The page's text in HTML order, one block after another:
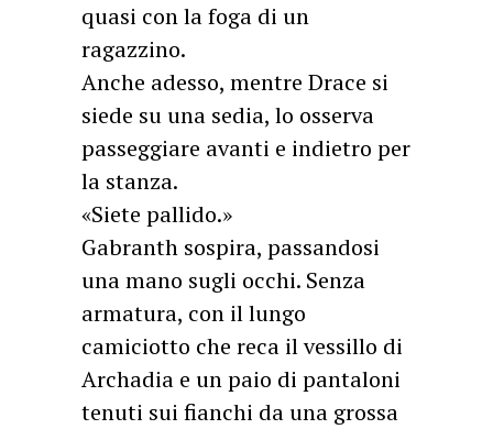
quasi con la foga di un
ragazzino.
Anche adesso, mentre Drace si
siede su una sedia, lo osserva
passeggiare avanti e indietro per
la stanza.
«Siete pallido.»
Gabranth sospira, passandosi
una mano sugli occhi. Senza
armatura, con il lungo
camiciotto che reca il vessillo di
Archadia e un paio di pantaloni
tenuti sui fianchi da una grossa